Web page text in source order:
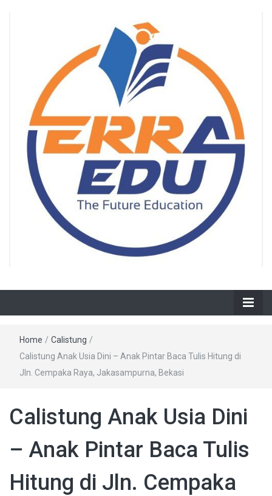
Home / Calistung /
Calistung Anak Usia Dini – Anak Pintar Baca Tulis Hitung di
Jln. Cempaka Raya, Jakasampurna, Bekasi
Calistung Anak Usia Dini
– Anak Pintar Baca Tulis
Hitung di Jln. Cempaka